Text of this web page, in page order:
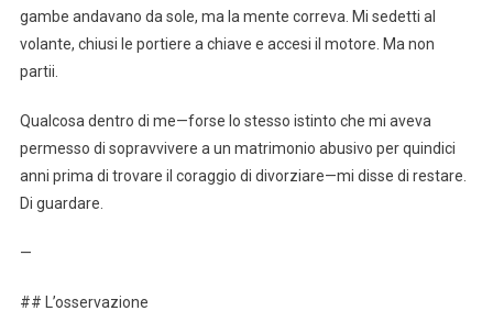
gambe andavano da sole, ma la mente correva. Mi sedetti al
volante, chiusi le portiere a chiave e accesi il motore. Ma non
partii.
Qualcosa dentro di me—forse lo stesso istinto che mi aveva
permesso di sopravvivere a un matrimonio abusivo per quindici
anni prima di trovare il coraggio di divorziare—mi disse di restare.
Di guardare.
—
## L’osservazione